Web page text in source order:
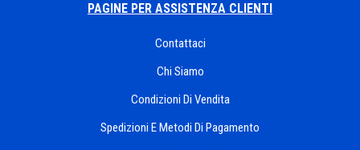
PAGINE PER ASSISTENZA CLIENTI
Contattaci
Chi Siamo
Condizioni Di Vendita
Spedizioni E Metodi Di Pagamento